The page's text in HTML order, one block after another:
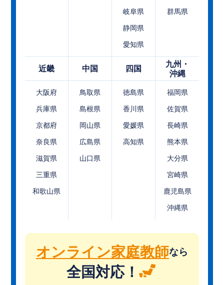
岐阜県
静岡県
愛知県
群馬県
近畿
大阪府
兵庫県
京都府
奈良県
滋賀県
三重県
和歌山県
中国
鳥取県
島根県
岡山県
広島県
山口県
四国
徳島県
香川県
愛媛県
高知県
九州・
沖縄
福岡県
佐賀県
長崎県
熊本県
大分県
宮崎県
鹿児島県
沖縄県
オンライン家庭教師なら
全国対応！